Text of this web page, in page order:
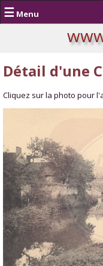
☰ Menu
Détail d'une
Cliquez sur la photo pour